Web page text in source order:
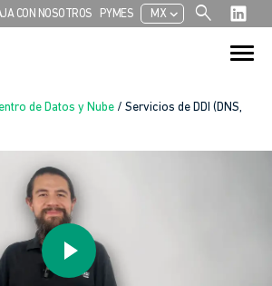
CON NOSOTROS PYMES MXchevron_left search
Search Button
de Datos y Nube / Servicios de DDI (DNS,